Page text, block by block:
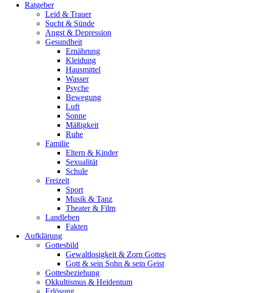
Ratgeber
Leid & Trauer
Sucht & Sünde
Angst & Depression
Gesundheit
Ernährung
Kleidung
Hausmittel
Wasser
Psyche
Bewegung
Luft
Sonne
Mäßigkeit
Ruhe
Familie
Eltern & Kinder
Sexualität
Schule
Freizeit
Sport
Musik & Tanz
Theater & Film
Landleben
Fakten
Aufklärung
Gottesbild
Gewaltlosigkeit & Zorn Gottes
Gott & sein Sohn & sein Geist
Gottesbeziehung
Okkultismus & Heidentum
Erlösung